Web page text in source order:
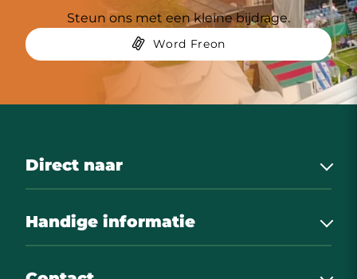
Steun ons met een kleine bijdrage.
Word Freon
Direct naar
Onze sponsoren
Handige informatie